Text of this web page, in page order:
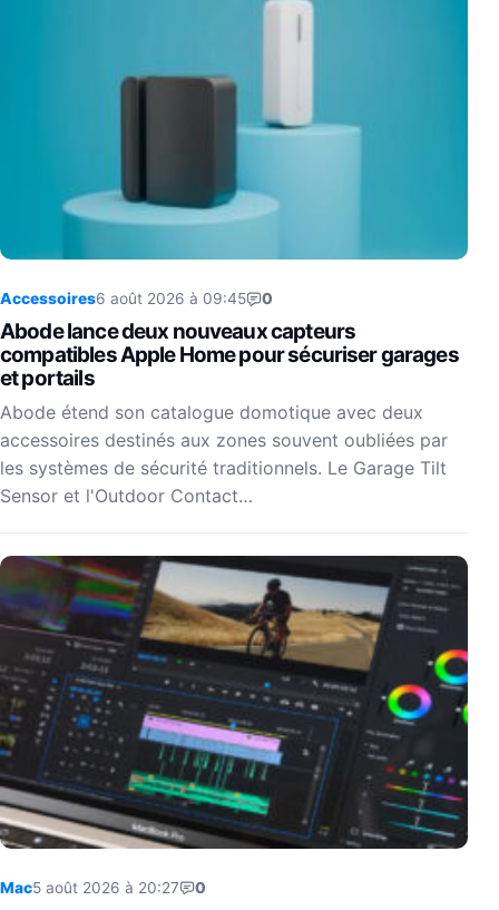
Accessoires6 août 2026 à 09:45 0
Abode lance deux nouveaux capteurs
compatibles Apple Home pour sécuriser garages
et portails
Abode étend son catalogue domotique avec deux
accessoires destinés aux zones souvent oubliées par
les systèmes de sécurité traditionnels. Le Garage Tilt
Sensor et l'Outdoor Contact…
Mac5 août 2026 à 20:27 0